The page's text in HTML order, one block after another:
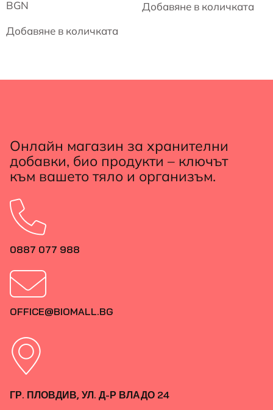
BGN
Добавяне в количката
Добавяне в количката
Онлайн магазин за хранителни
добавки, био продукти – ключът
към вашето тяло и организъм.
0887 077 988
OFFICE@BIOMALL.BG
ГР. ПЛОВДИВ, УЛ. Д-Р ВЛАДО 24